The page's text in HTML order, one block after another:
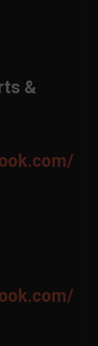
&